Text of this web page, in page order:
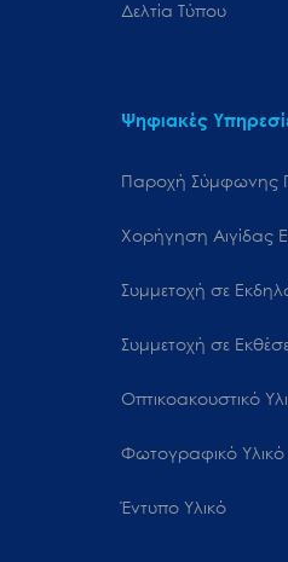
Δελτία Τύπου
Ψηφιακές
Παροχή Σύμφωνης
Χορήγηση Αιγίδας
Συμμετοχή σε
Συμμετοχή σε
Οπτικοακουστικό
Φωτογραφικό Υλικό
Έντυπο Υλικό